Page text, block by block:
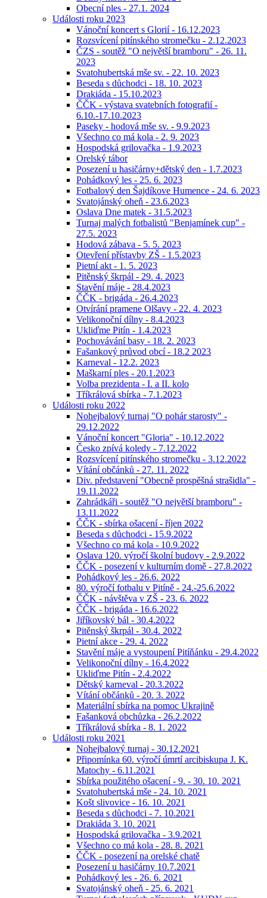
Obecní ples - 27.1. 2024
Události roku 2023
Vánoční koncert s Glorií - 16.12.2023
Rozsvícení pitínského stromečku - 2.12.2023
ČZS - soutěž "O největší bramboru" - 26. 11.
2023
Svatohubertská mše sv. - 22. 10. 2023
Beseda s důchodci - 18. 10. 2023
Drakiáda - 15.10.2023
ČČK - výstava svatebních fotografií -
6.10.-17.10.2023
Paseky - hodová mše sv. - 9.9.2023
Všechno co má kola - 2. 9. 2023
Hospodská grilovačka - 1.9.2023
Orelský tábor
Posezení u hasičárny+dětský den - 1.7.2023
Pohádkový les - 25. 6. 2023
Fotbalový den Šajdíkove Humence - 24. 6. 2023
Svatojánský oheň - 23.6.2023
Oslava Dne matek - 31.5.2023
Turnaj malých fotbalistů "Benjamínek cup" -
27.5. 2023
Hodová zábava - 5. 5. 2023
Otevření přístavby ZŠ - 1.5.2023
Pietní akt - 1. 5. 2023
Pitěnský škrpál - 29. 4. 2023
Stavění máje - 28.4.2023
ČČK - brigáda - 26.4.2023
Otvírání pramene Olšavy - 22. 4. 2023
Velikonoční dílny - 8.4.2023
Ukliďme Pitín - 1.4.2023
Pochovávání basy - 18. 2. 2023
Fašankový průvod obcí - 18.2 2023
Karneval - 12.2. 2023
Maškarní ples - 20.1.2023
Volba prezidenta - I. a II. kolo
Tříkrálová sbírka - 7.1.2023
Události roku 2022
Nohejbalový turnaj "O pohár starosty" -
29.12.2022
Vánoční koncert "Gloria" - 10.12.2022
Česko zpívá koledy - 7.12.2022
Rozsvícení pitínského stromečku - 3.12.2022
Vítání občánků - 27. 11. 2022
Div. představení "Obecně prospěšná strašidla" -
19.11.2022
Zahrádkáři - soutěž "O největší bramboru" -
13.11.2022
ČČK - sbírka ošacení - říjen 2022
Beseda s důchodci - 15.9.2022
Všechno co má kola - 10.9.2022
Oslava 120. výročí školní budovy - 2.9.2022
ČČK - posezení v kulturním domě - 27.8.2022
Pohádkový les - 26.6. 2022
80. výročí fotbalu v Pitíně - 24.-25.6.2022
ČČK - návštěva v ZŠ - 23. 6. 2022
ČČK - brigáda - 16.6.2022
Jiříkovský bál - 30.4.2022
Pitěnský škrpál - 30.4. 2022
Pietní akce - 29. 4. 2022
Stavění máje a vystoupení Pitíňánku - 29.4.2022
Velikonoční dílny - 16.4.2022
Ukliďme Pitín - 2.4.2022
Dětský karneval - 20.3.2022
Vítání občánků - 20. 3. 2022
Materiální sbírka na pomoc Ukrajině
Fašanková obchůzka - 26.2.2022
Tříkrálová sbírka - 8. 1. 2022
Události roku 2021
Nohejbalový turnaj - 30.12.2021
Připomínka 60. výročí úmrtí arcibiskupa J. K.
Matochy - 6.11.2021
Sbírka použitého ošacení - 9. - 30. 10. 2021
Svatohubertská mše - 24. 10. 2021
Košt slivovice - 16. 10. 2021
Beseda s důchodci - 7. 10.2021
Drakiáda 3. 10. 2021
Hospodská grilovačka - 3.9.2021
Všechno co má kola - 28. 8. 2021
ČČK - posezení na orelské chatě
Posezení u hasičárny 10.7.2021
Pohádkový les - 26. 6. 2021
Svatojánský oheň - 25. 6. 2021